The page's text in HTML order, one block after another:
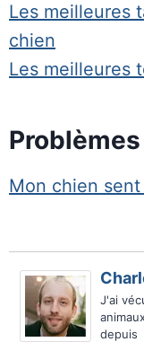
Les meilleures
chien
Les meilleures
Mon chien sent
J'ai